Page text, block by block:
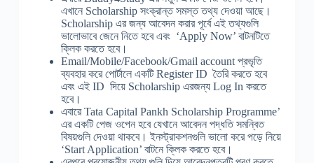
এখানে Scholarship সংক্রান্ত সমস্ত তথ্য দেওয়া আছে।
Scholarship এর জন্য আবেদন করার পূর্বে এই তথ্যগুলি
ভালোভাবে জেনে নিতে হবে এবং ‘Apply Now’ বাটনটিতে
ক্লিক করতে হবে।
Email/Mobile/Facebook/Gmail account প্রভৃতি
ব্যবহার করে পোর্টালে একটি Register ID তৈরি করতে হবে
এবং এই ID দিয়ে Scholarship এরজন্য Log In করতে
হবে।
এবারে Tata Capital Pankh Scholarship Programme’
এর একটি পেজ ওপেন হবে যেখানে আবেদন পদ্ধতি সমন্বিত
বিষয়গুলি দেওয়া থাকবে। ইনস্ট্রাকশনগুলি ভালো করে পড়ে নিয়ে
‘Start Application’ বাটনে ক্লিক করতে হবে।